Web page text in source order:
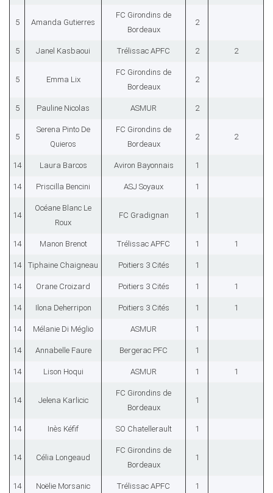
5 Amanda Gutierres
FC Girondins de
Bordeaux
2
5 Janel Kasbaoui Trélissac APFC 2 2
5 Emma Lix
FC Girondins de
Bordeaux
2
5 Pauline Nicolas ASMUR 2
5
Serena Pinto De
Quieros
FC Girondins de
Bordeaux
2 2
14 Laura Barcos Aviron Bayonnais 1
14 Priscilla Bencini ASJ Soyaux 1
14
Océane Blanc Le
Roux
FC Gradignan 1
14 Manon Brenot Trélissac APFC 1 1
14 Tiphaine Chaigneau Poitiers 3 Cités 1
14 Orane Croizard Poitiers 3 Cités 1 1
14 Ilona Deherripon Poitiers 3 Cités 1 1
14 Mélanie Di Méglio ASMUR 1
14 Annabelle Faure Bergerac PFC 1
14 Lison Hoqui ASMUR 1 1
14 Jelena Karlicic
FC Girondins de
Bordeaux
1
14 Inès Kéfif SO Chatellerault 1
14 Célia Longeaud
FC Girondins de
Bordeaux
1
14 Noëlie Morsanic Trélissac APFC 1